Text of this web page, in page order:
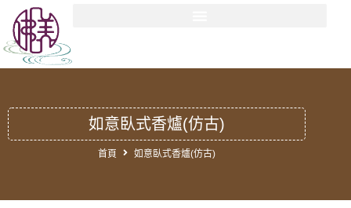
如意臥式香爐(仿古)
首頁 如意臥式香爐(仿古)